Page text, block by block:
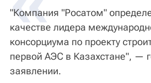
"Компания "Росатом"
качестве лидера
консорциума по проекту
первой АЭС в Казахстане", —
заявлении.